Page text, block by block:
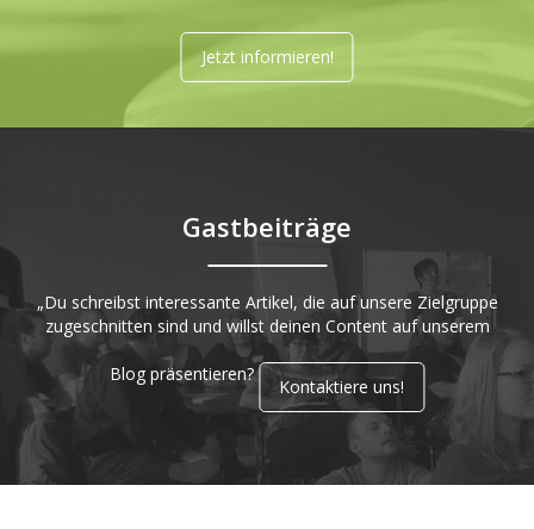
Jetzt informieren!
Gastbeiträge
„Du schreibst interessante Artikel, die auf unsere Zielgruppe
zugeschnitten sind und willst deinen Content auf unserem
Blog präsentieren?
Kontaktiere uns!